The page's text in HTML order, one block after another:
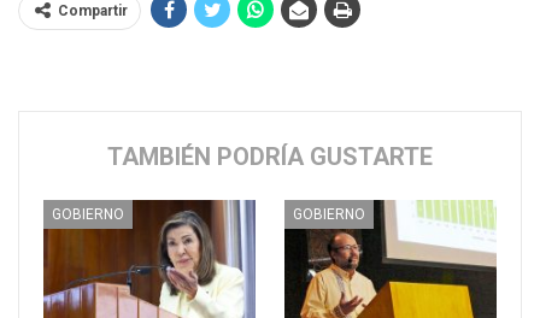
Compartir
TAMBIÉN PODRÍA GUSTARTE
GOBIERNO GOBIERNO